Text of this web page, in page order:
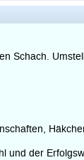
Schach.
und der